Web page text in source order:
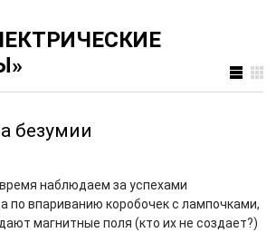
безумии
наблюдаем за успехами
по впариванию коробочек с лампочками,
магнитные поля (кто их не создает?)